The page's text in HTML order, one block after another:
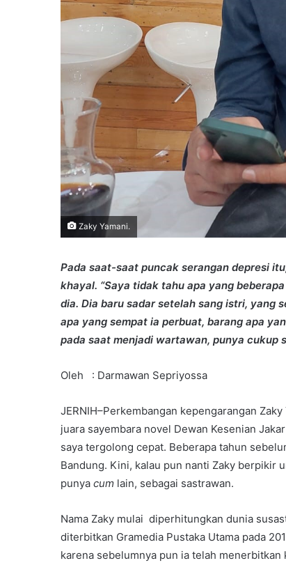
Zaky Yamani.
Pada saat-saat puncak serangan depresi
khayal. “Saya tidak tahu apa yang
dia. Dia baru sadar setelah sang istri, yang
apa yang sempat ia perbuat, barang apa
pada saat menjadi wartawan, punya cukup
Oleh : Darmawan Sepriyossa
JERNIH–Perkembangan kepengarangan
juara sayembara novel Dewan Kesenian
saya tergolong cepat. Beberapa tahun
Bandung. Kini, kalau pun nanti Zaky berpikir
punya cum lain, sebagai sastrawan.
Nama Zaky mulai diperhitungkan dunia
diterbitkan Gramedia Pustaka Utama pada
karena sebelumnya pun ia telah menerbitkan